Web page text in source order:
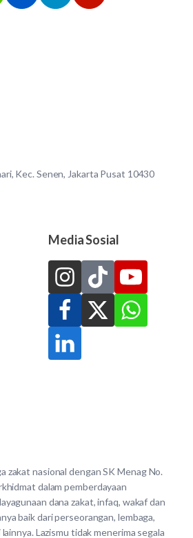
zakat nasional dengan SK Menag No.
dalam pemberdayaan
dana zakat, infaq, wakaf dan
baik dari perseorangan, lembaga,
Lazismu tidak menerima segala
Kec. Senen, Jakarta Pusat 10430
Media Sosial